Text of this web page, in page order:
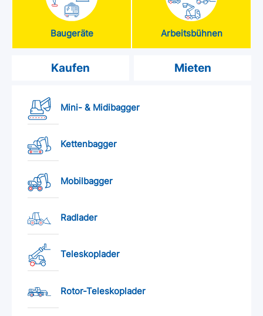
Baugeräte Arbeitsbühnen
Kaufen Mieten
Mini- & Midibagger
Kettenbagger
Mobilbagger
Radlader
Teleskoplader
Rotor-Teleskoplader